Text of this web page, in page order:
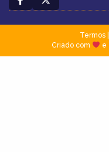
Termos|
Criado com
e